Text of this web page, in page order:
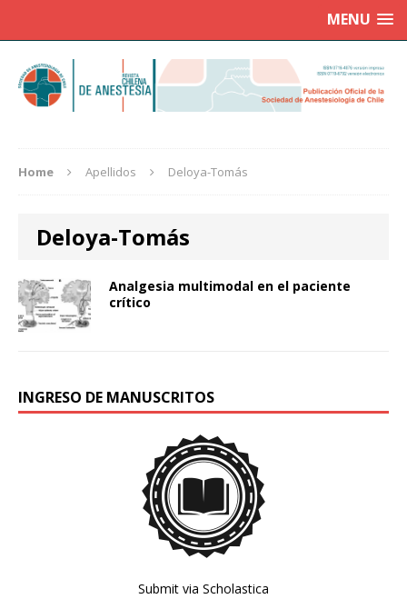
MENU
Home Apellidos Deloya-Tomás
Deloya-Tomás
Analgesia multimodal en el paciente
crítico
INGRESO DE MANUSCRITOS
Submit via Scholastica